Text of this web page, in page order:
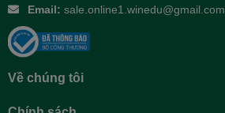
Email: sale.online1.winedu@gmail.com
Về chúng tôi